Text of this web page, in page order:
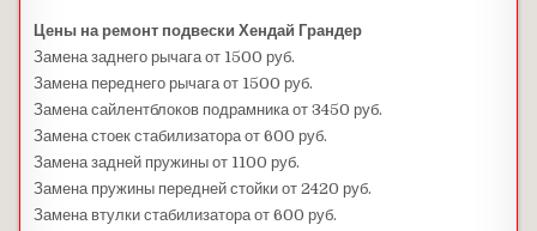
Цены на ремонт подвески Хендай Грандер
Замена заднего рычага от 1500 руб.
Замена переднего рычага от 1500 руб.
Замена сайлентблоков подрамника от 3450 руб.
Замена стоек стабилизатора от 600 руб.
Замена задней пружины от 1100 руб.
Замена пружины передней стойки от 2420 руб.
Замена втулки стабилизатора от 600 руб.